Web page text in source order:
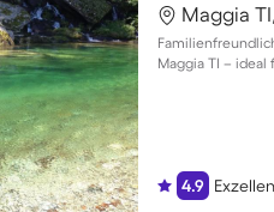
Maggia
Maggia TI – ideal
4.9